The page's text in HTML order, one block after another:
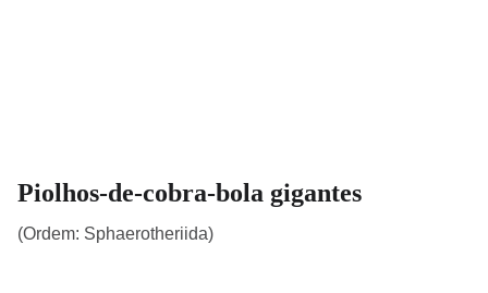
Piolhos-de-cobra-bola gigantes
(Ordem: Sphaerotheriida)